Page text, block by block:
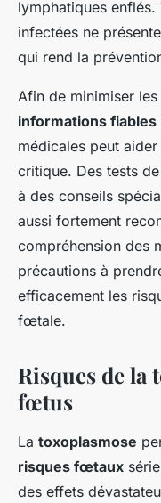
lymphatiques
infectées ne
qui rend la
Afin de minimiser les
informations fiables
médicales peut
critique. Des tests
à des conseils
aussi fortement
compréhension des
précautions à
efficacement les
fœtale.
Risques de la
fœtus
La toxoplasmose
risques fœtaux
des effets